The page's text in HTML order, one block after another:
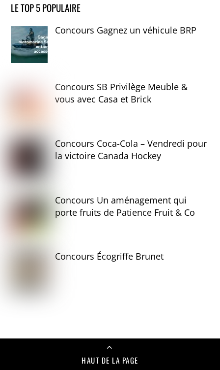
LE TOP 5 POPULAIRE
Concours Gagnez un véhicule BRP
Concours SB Privilège Meuble &
vous avec Casa et Brick
Concours Coca-Cola – Vendredi pour
la victoire Canada Hockey
Concours Un aménagement qui
porte fruits de Patience Fruit & Co
Concours Écogriffe Brunet
HAUT DE LA PAGE